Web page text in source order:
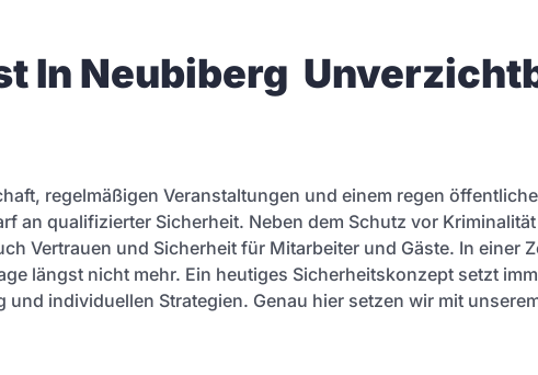
In Neubiberg
regelmäßigen Veranstaltungen und einem regen
an qualifizierter Sicherheit. Neben dem Schutz vor
Vertrauen und Sicherheit für Mitarbeiter und Gäste. In einer
längst nicht mehr. Ein heutiges Sicherheitskonzept setzt
individuellen Strategien. Genau hier setzen wir mit